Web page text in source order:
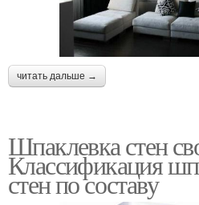
читать дальше →
Шпаклевка стен
Классификация
стен по составу